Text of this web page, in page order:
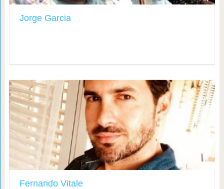
Jorge Garcia
Fernando Vitale